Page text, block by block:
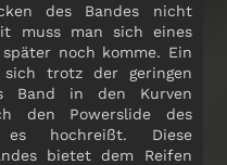
des Bandes nicht
muss man sich eines
noch komme. Ein
trotz der geringen
Band in den Kurven
den Powerslide des
es hochreißt. Diese
bietet dem Reifen